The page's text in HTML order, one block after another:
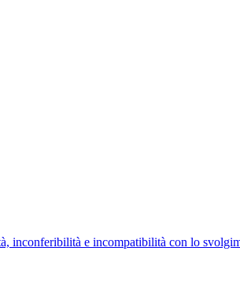
inconferibilità e incompatibilità con lo